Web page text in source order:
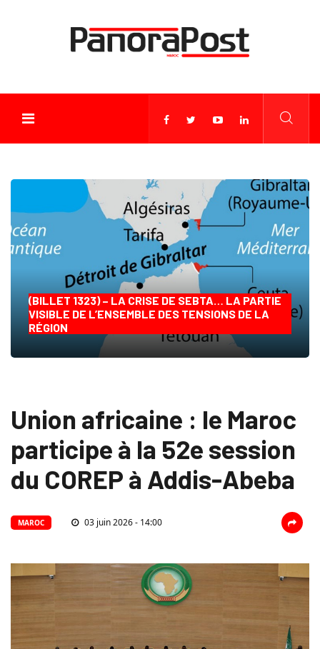
(BILLET 1323) – LA CRISE DE SEBTA… LA PARTIE
VISIBLE DE L’ENSEMBLE DES TENSIONS DE LA
RÉGION
Union africaine : le Maroc
participe à la 52e session
du COREP à Addis-Abeba
MAROC 03 juin 2026 - 14:00